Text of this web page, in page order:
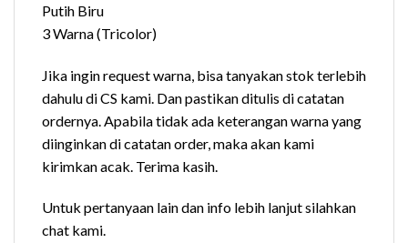
Putih Biru
3 Warna (Tricolor)
Jika ingin request warna, bisa tanyakan stok terlebih
dahulu di CS kami. Dan pastikan ditulis di catatan
ordernya. Apabila tidak ada keterangan warna yang
diinginkan di catatan order, maka akan kami
kirimkan acak. Terima kasih.
Untuk pertanyaan lain dan info lebih lanjut silahkan
chat kami.